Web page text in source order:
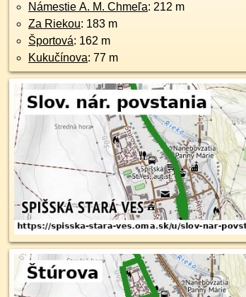
Námestie A. M. Chmeľa: 212 m
Za Riekou: 183 m
Športová: 162 m
Kukučínova: 77 m